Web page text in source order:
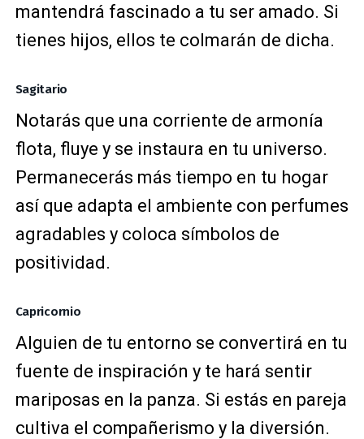
mantendrá fascinado a tu ser amado. Si
tienes hijos, ellos te colmarán de dicha.
Sagitario
Notarás que una corriente de armonía
flota, fluye y se instaura en tu universo.
Permanecerás más tiempo en tu hogar
así que adapta el ambiente con perfumes
agradables y coloca símbolos de
positividad.
Capricornio
Alguien de tu entorno se convertirá en tu
fuente de inspiración y te hará sentir
mariposas en la panza. Si estás en pareja
cultiva el compañerismo y la diversión.